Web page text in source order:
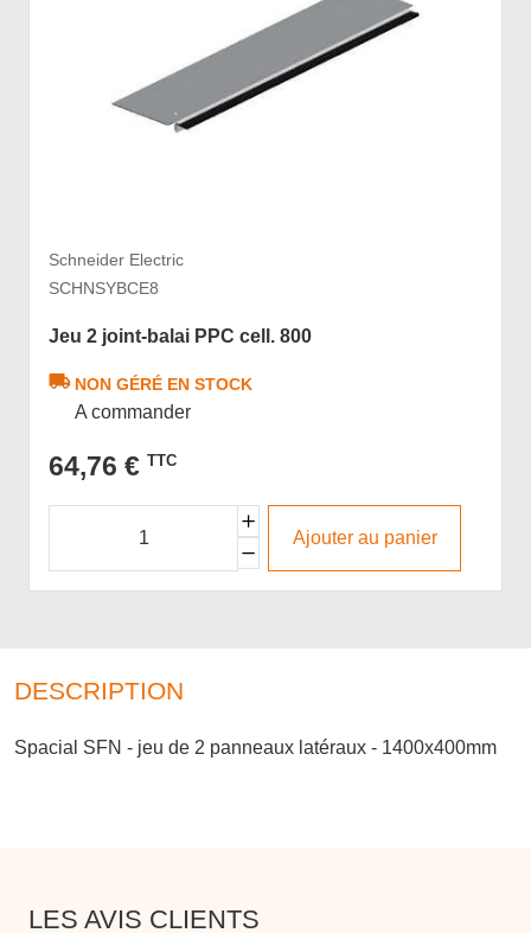
Schneider Electric
SCHNSYBCE8
Jeu 2 joint-balai PPC cell. 800
NON GÉRÉ EN STOCK
A commander
64,76 € TTC
Ajouter au panier
DESCRIPTION
Spacial SFN - jeu de 2 panneaux latéraux - 1400x400mm
LES AVIS CLIENTS